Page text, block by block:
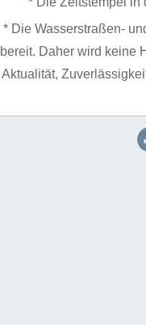
* Die Wasserstraßen-
bereit. Daher wird keine
Aktualität,